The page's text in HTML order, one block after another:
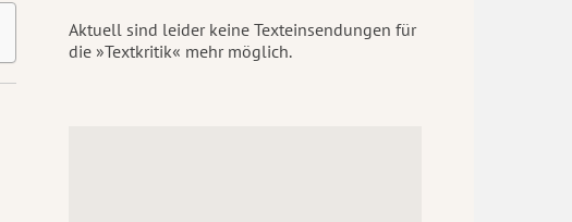
Aktuell sind leider keine Texteinsendungen für
die »Textkritik« mehr möglich.